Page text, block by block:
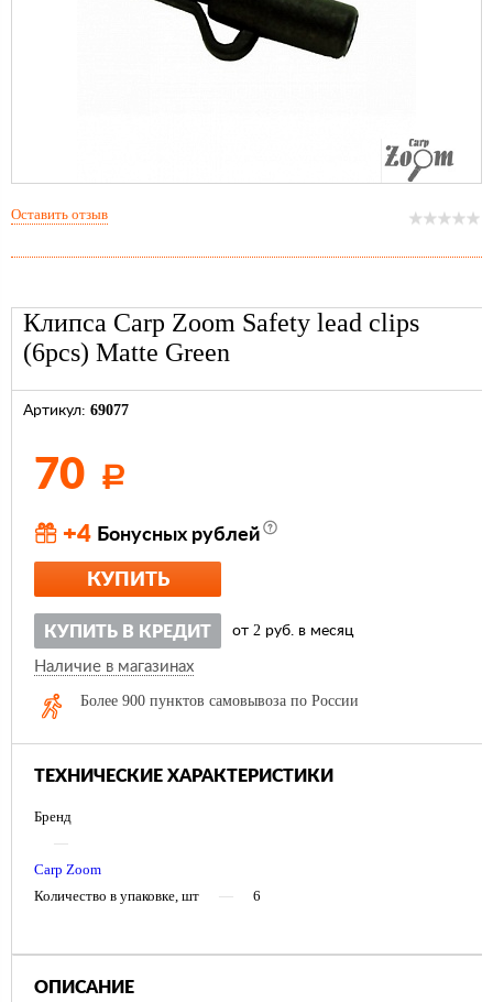
Клипса Carp Zoom Safety lead clips
(6pcs) Matte Green
Артикул: 69077
70 Р
+4 Бонусных рублей
КУПИТЬ
КУПИТЬ В КРЕДИТ от 2 руб. в месяц
Наличие в магазинах
Более 900 пунктов самовывоза по России
ТЕХНИЧЕСКИЕ ХАРАКТЕРИСТИКИ
Бренд
—
Carp Zoom
Количество в упаковке, шт
— 6
ОПИСАНИЕ
Оставить отзыв